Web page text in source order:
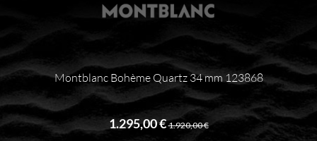
Montblanc Bohème Quartz 34 mm 123868
1.295,00 € 1.920,00 €